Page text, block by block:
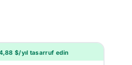
$/yıl tasarruf edin